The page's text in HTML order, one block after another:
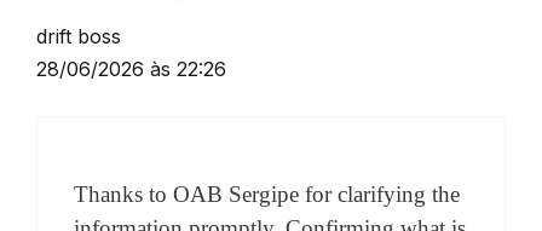
drift boss
28/06/2026 às 22:26
Thanks to OAB Sergipe for clarifying the